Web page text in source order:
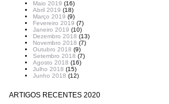
Maio 2019 (16)
Abril 2019 (18)
Março 2019 (9)
Fevereiro 2019 (7)
Janeiro 2019 (10)
Dezembro 2018 (13)
Novembro 2018 (7)
Outubro 2018 (9)
Setembro 2018 (7)
Agosto 2018 (16)
Julho 2018 (15)
Junho 2018 (12)
ARTIGOS RECENTES 2020